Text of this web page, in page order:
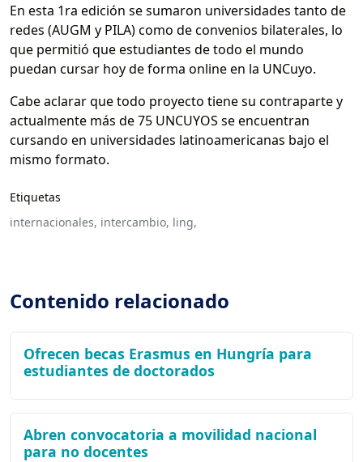
En esta 1ra edición se sumaron universidades tanto de
redes (AUGM y PILA) como de convenios bilaterales, lo
que permitió que estudiantes de todo el mundo
puedan cursar hoy de forma online en la UNCuyo.
Cabe aclarar que todo proyecto tiene su contraparte y
actualmente más de 75 UNCUYOS se encuentran
cursando en universidades latinoamericanas bajo el
mismo formato.
Etiquetas
internacionales, intercambio, ling,
Contenido relacionado
Ofrecen becas Erasmus en Hungría para
estudiantes de doctorados
Abren convocatoria a movilidad nacional
para no docentes